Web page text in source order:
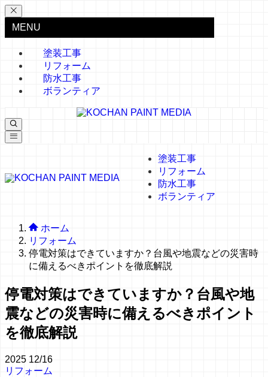
MENU
塗装工事
リフォーム
防水工事
ボランティア
塗装工事
リフォーム
防水工事
ボランティア
ホーム
リフォーム
停電対策はできていますか？台風や地震などの災害時
に備えるべきポイントを徹底解説
停電対策はできていますか？台風や地
震などの災害時に備えるべきポイント
を徹底解説
2025 12/16
リフォーム